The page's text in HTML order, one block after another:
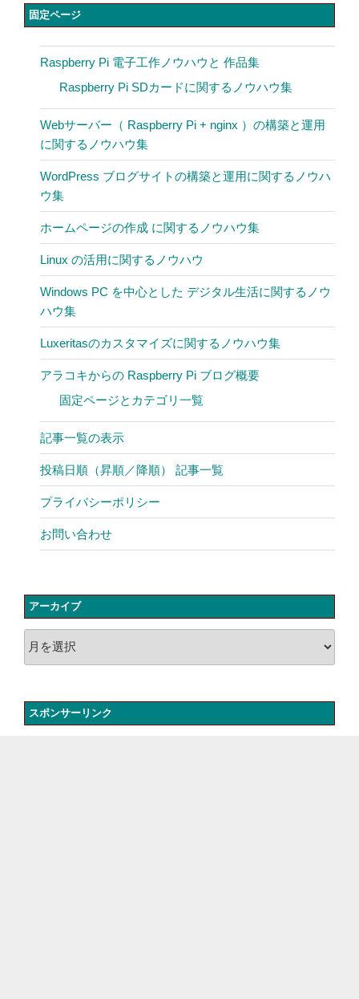
固定ページ
Raspberry Pi 電子工作ノウハウと 作品集
Raspberry Pi SDカードに関するノウハウ集
Webサーバー（ Raspberry Pi + nginx ）の構築と運用
に関するノウハウ集
WordPress ブログサイトの構築と運用に関するノウハ
ウ集
ホームページの作成 に関するノウハウ集
Linux の活用に関するノウハウ
Windows PC を中心とした デジタル生活に関するノウ
ハウ集
Luxeritasのカスタマイズに関するノウハウ集
アラコキからの Raspberry Pi ブログ概要
固定ページとカテゴリ一覧
記事一覧の表示
投稿日順（昇順／降順） 記事一覧
プライバシーポリシー
お問い合わせ
アーカイブ
ー
ブ
スポンサーリンク